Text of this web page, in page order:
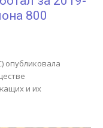
800
опубликовала
и их